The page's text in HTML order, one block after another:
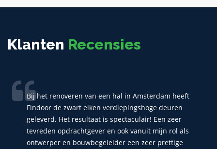
Klanten Recensies
Bij het renoveren van een hal in Amsterdam heeft
Findoor de zwart eiken verdiepingshoge deuren
geleverd. Het resultaat is spectaculair! Een zeer
tevreden opdrachtgever en ook vanuit mijn rol als
ontwerper en bouwbegeleider een zeer prettige